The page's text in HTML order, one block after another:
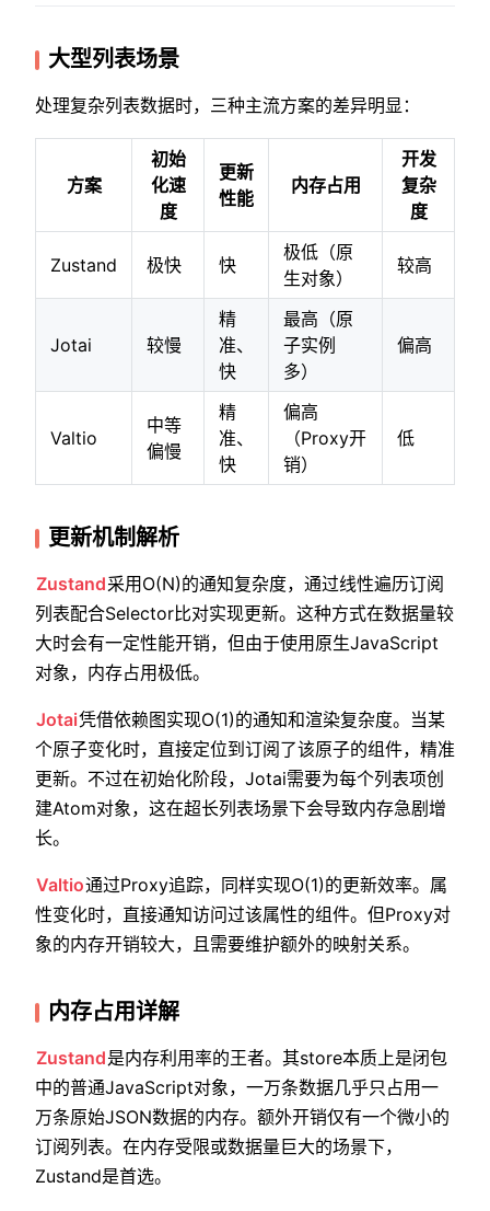
大型列表场景
处理复杂列表数据时，三种主流方案的差异明显：
方案
初始
化速
度
更新
性能
内存占用
开发
复杂
度
Zustand 极快 快
极低（原
生对象）
较高
Jotai 较慢
精
准、
快
最高（原
子实例
多）
偏高
Valtio
中等
偏慢
精
准、
快
偏高
（Proxy开
销）
低
更新机制解析
Zustand采用O(N)的通知复杂度，通过线性遍历订阅
列表配合Selector比对实现更新。这种方式在数据量较
大时会有一定性能开销，但由于使用原生JavaScript
对象，内存占用极低。
Jotai凭借依赖图实现O(1)的通知和渲染复杂度。当某
个原子变化时，直接定位到订阅了该原子的组件，精准
更新。不过在初始化阶段，Jotai需要为每个列表项创
建Atom对象，这在超长列表场景下会导致内存急剧增
长。
Valtio通过Proxy追踪，同样实现O(1)的更新效率。属
性变化时，直接通知访问过该属性的组件。但Proxy对
象的内存开销较大，且需要维护额外的映射关系。
内存占用详解
Zustand是内存利用率的王者。其store本质上是闭包
中的普通JavaScript对象，一万条数据几乎只占用一
万条原始JSON数据的内存。额外开销仅有一个微小的
订阅列表。在内存受限或数据量巨大的场景下，
Zustand是首选。